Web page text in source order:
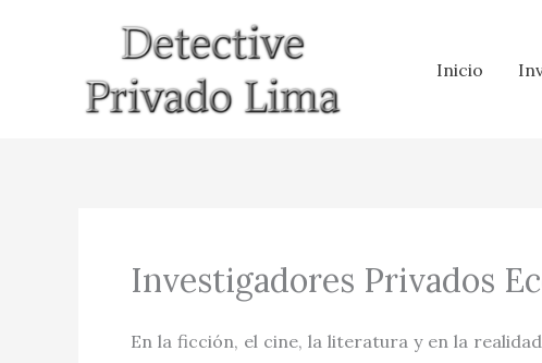
Inicio
Investigadores Privados
En la ficción, el cine, la literatura y en la